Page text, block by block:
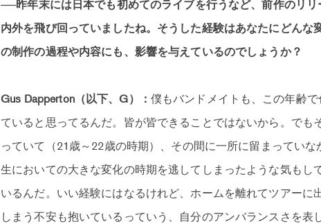
──昨年末には日本でも初めてのライブを行うなど、前作のリ
内外を飛び回っていましたね。そうした経験はあなたにどんな
の制作の過程や内容にも、影響を与えているのでしょうか？
Gus Dapperton（以下、G）： 僕もバンドメイトも、この年齢
ていると思ってるんだ。皆が皆できることではないから。で
っていて（21歳～22歳の時期）、その間に一所に留まってい
生においての大きな変化の時期を逃してしまったような気もし
いるんだ。いい経験にはなるけれど、ホームを離れてツアーに
しまう不安も抱いているっていう、自分のアンバランスさを表